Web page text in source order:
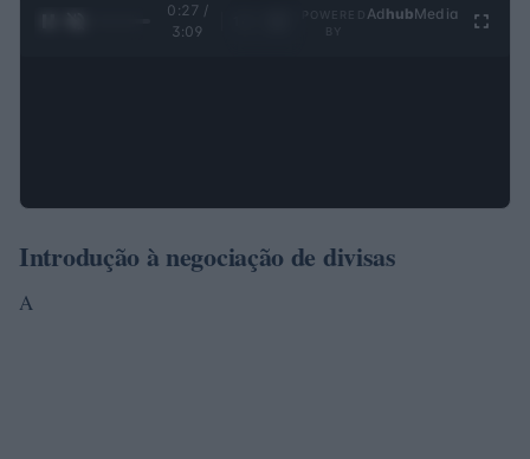
0:28 /
3:09
Ad hubMedia
Introdução à negociação de divisas
A